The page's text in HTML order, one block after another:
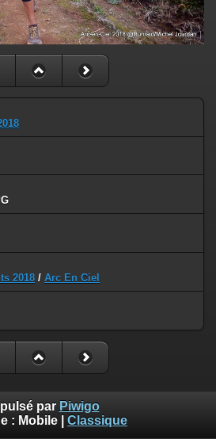
2018 / Arc En Ciel
par Piwigo
: Mobile Classique